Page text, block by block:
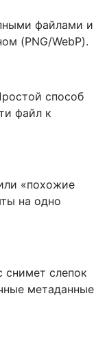
файлами и
(PNG/WebP).
способ
файл к
«похожие
на одно
снимет слепок
метаданные